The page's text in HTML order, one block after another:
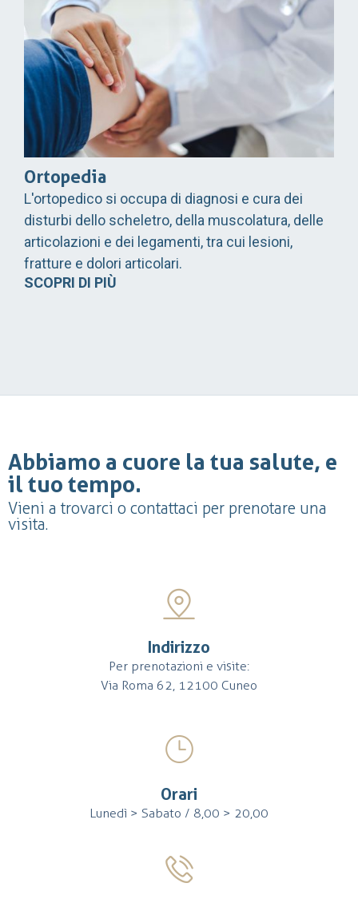
Ortopedia
L'ortopedico si occupa di diagnosi e cura dei
disturbi dello scheletro, della muscolatura, delle
articolazioni e dei legamenti, tra cui lesioni,
fratture e dolori articolari.
SCOPRI DI PIÙ
Abbiamo a cuore la tua salute, e
il tuo tempo.
Vieni a trovarci o contattaci per prenotare una
visita.
Indirizzo
Per prenotazioni e visite:
Via Roma 62, 12100 Cuneo
Orari
Lunedì > Sabato / 8,00 > 20,00